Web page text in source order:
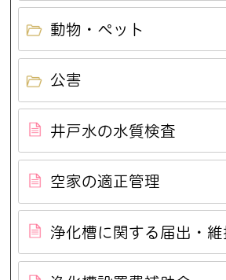
動物・ペット
公害
井戸水の水質検査
空家の適正管理
浄化槽に関する届出・維